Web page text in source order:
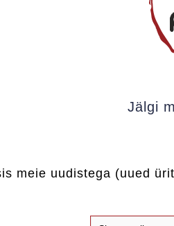
Jälgi
meie uudistega (uued